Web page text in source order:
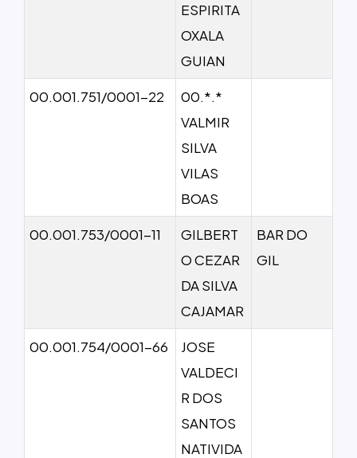
ESPIRITA
OXALA
GUIAN
00.001.751/0001-22
00.*.*
VALMIR
SILVA
VILAS
BOAS
00.001.753/0001-11
GILBERT
O CEZAR
DA SILVA
CAJAMAR
BAR DO
GIL
00.001.754/0001-66
JOSE
VALDECI
R DOS
SANTOS
NATIVIDA